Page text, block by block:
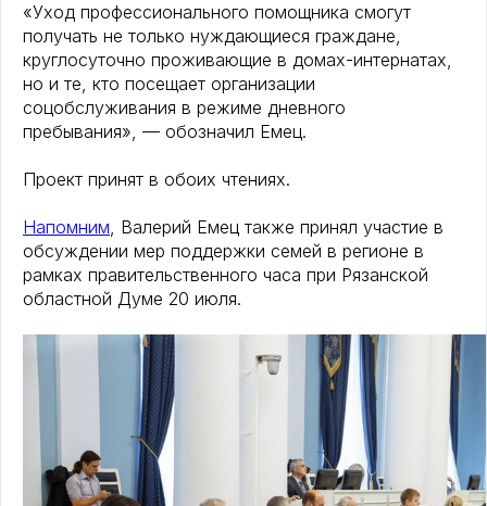
«Уход профессионального помощника смогут
получать не только нуждающиеся граждане,
круглосуточно проживающие в домах-интернатах,
но и те, кто посещает организации
соцобслуживания в режиме дневного
пребывания», — обозначил Емец.
Проект принят в обоих чтениях.
Напомним, Валерий Емец также принял участие в
обсуждении мер поддержки семей в регионе в
рамках правительственного часа при Рязанской
областной Думе 20 июля.